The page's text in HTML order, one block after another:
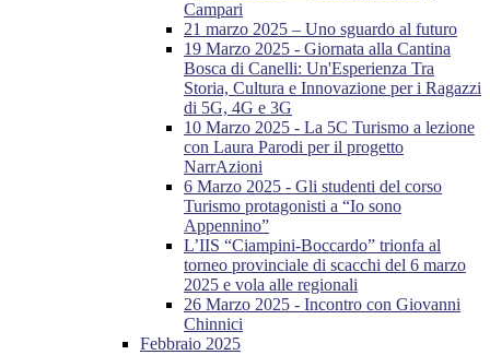
Campari
21 marzo 2025 – Uno sguardo al futuro
19 Marzo 2025 - Giornata alla Cantina
Bosca di Canelli: Un'Esperienza Tra
Storia, Cultura e Innovazione per i Ragazzi
di 5G, 4G e 3G
10 Marzo 2025 - La 5C Turismo a lezione
con Laura Parodi per il progetto
NarrAzioni
6 Marzo 2025 - Gli studenti del corso
Turismo protagonisti a “Io sono
Appennino”
L’IIS “Ciampini-Boccardo” trionfa al
torneo provinciale di scacchi del 6 marzo
2025 e vola alle regionali
26 Marzo 2025 - Incontro con Giovanni
Chinnici
Febbraio 2025